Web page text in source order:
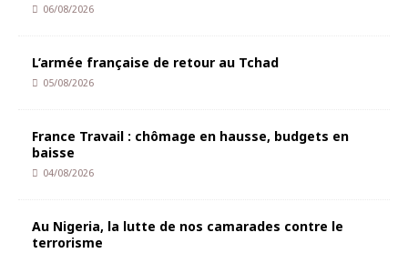
06/08/2026
L’armée française de retour au Tchad
05/08/2026
France Travail : chômage en hausse, budgets en
baisse
04/08/2026
Au Nigeria, la lutte de nos camarades contre le
terrorisme